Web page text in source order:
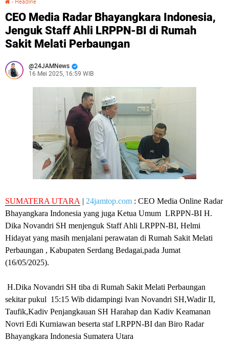
› Headline
CEO Media Radar Bhayangkara Indonesia,
Jenguk Staff Ahli LRPPN-BI di Rumah
Sakit Melati Perbaungan
24JAMNews
16 Mei 2025, 16:59 WIB
SUMATERA UTARA | 24jamtop.com : CEO Media Online Radar
Bhayangkara Indonesia yang juga Ketua Umum LRPPN-BI H.
Dika Novandri SH menjenguk Staff Ahli LRPPN-BI, Helmi
Hidayat yang masih menjalani perawatan di Rumah Sakit Melati
Perbaungan , Kabupaten Serdang Bedagai,pada Jumat
(16/05/2025).
H.Dika Novandri SH tiba di Rumah Sakit Melati Perbaungan
sekitar pukul 15:15 Wib didampingi Ivan Novandri SH,Wadir II,
Taufik,Kadiv Penjangkauan SH Harahap dan Kadiv Keamanan
Novri Edi Kurniawan beserta staf LRPPN-BI dan Biro Radar
Bhayangkara Indonesia Sumatera Utara